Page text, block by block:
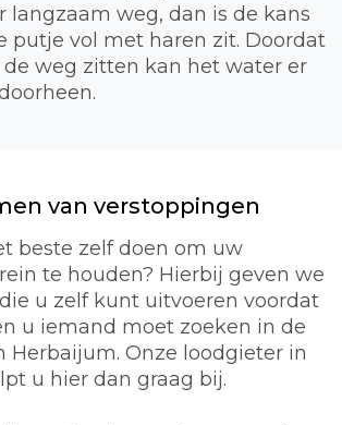
langzaam weg, dan is de kans
putje vol met haren zit. Doordat
weg zitten kan het water er
van verstoppingen
beste zelf doen om uw
te houden? Hierbij geven we
u zelf kunt uitvoeren voordat
u iemand moet zoeken in de
Herbaijum. Onze loodgieter in
u hier dan graag bij.